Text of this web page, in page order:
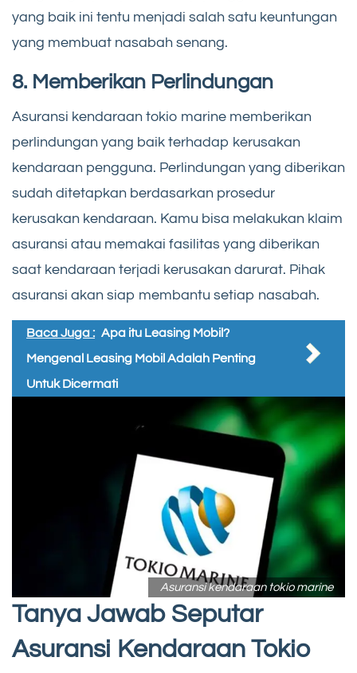
yang baik ini tentu menjadi salah satu keuntungan
yang membuat nasabah senang.
8. Memberikan Perlindungan
Asuransi kendaraan tokio marine memberikan
perlindungan yang baik terhadap kerusakan
kendaraan pengguna. Perlindungan yang diberikan
sudah ditetapkan berdasarkan prosedur
kerusakan kendaraan. Kamu bisa melakukan klaim
asuransi atau memakai fasilitas yang diberikan
saat kendaraan terjadi kerusakan darurat. Pihak
asuransi akan siap membantu setiap nasabah.
Baca Juga : Apa itu Leasing Mobil?
Mengenal Leasing Mobil Adalah Penting
Untuk Dicermati
Asuransi kendaraan tokio marine
Tanya Jawab Seputar
Asuransi Kendaraan Tokio